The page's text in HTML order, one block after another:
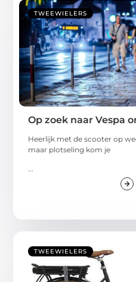
TWEEWIELERS
Op zoek naar Vespa
Heerlijk met de scooter op
maar plotseling kom je
...
TWEEWIELERS